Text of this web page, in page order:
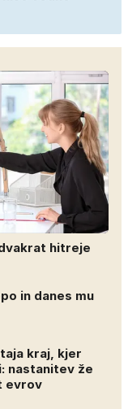
hitreje
in danes mu
kraj, kjer
nastanitev že
evrov